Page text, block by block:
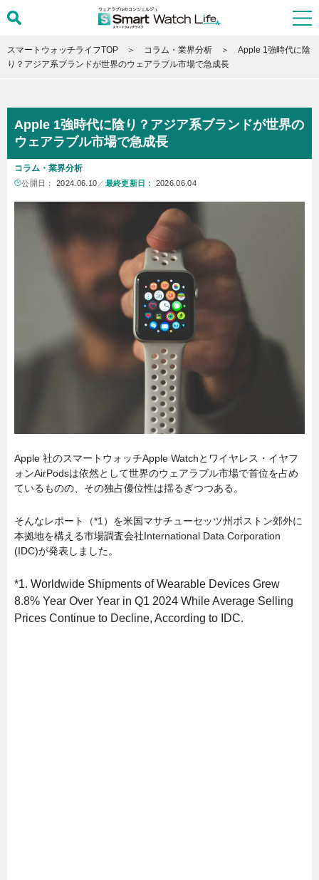
スマートウォッチライフTOP コラム・業界分析
Apple 1強時代に陰
り？アジア系ブランドが世界のウェアラブル市場で急成長
Apple 1強時代に陰り？アジア系ブランドが世界の
ウェアラブル市場で急成長
コラム・業界分析
公開日： 2024.06.10 ／ 最終更新日： 2026.06.04
Apple 社のスマートウォッチApple Watchとワイヤレス・イヤフ
ォンAirPodsは依然として世界のウェアラブル市場で首位を占め
ているものの、その独占優位性は揺るぎつつある。
そんなレポート（*1）を米国マサチューセッツ州ボストン郊外に
本拠地を構える市場調査会社International Data Corporation
(IDC)が発表しました。
*1. Worldwide Shipments of Wearable Devices Grew
8.8% Year Over Year in Q1 2024 While Average Selling
Prices Continue to Decline, According to IDC.